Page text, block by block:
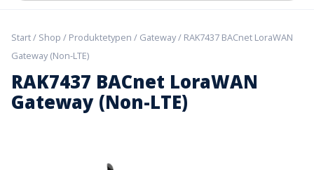
Hersteller,
Start/ Shop / Produktetypen / Gateway/ RAK7437 BACnet LoraWAN
Gateway (Non-LTE)
RAK7437 BACnet LoraWAN
Gateway (Non-LTE)